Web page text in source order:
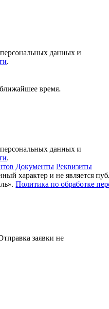
данных и
.
время.
данных и
.
Документы Реквизиты
характер и не является
Политика по обработке
заявки не